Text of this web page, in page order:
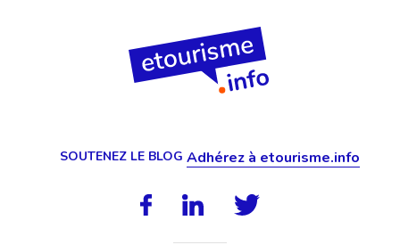
SOUTENEZ LE BLOG Adhérez à etourisme.info